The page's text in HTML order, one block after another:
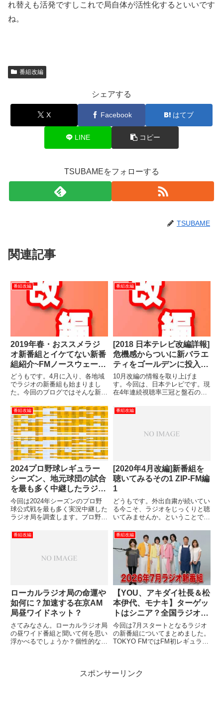
れ替えも活発ですしこれで局自体が活性化するといいです
ね。
番組改編
シェアする
X Facebook はてブ
LINE コピー
TSUBAMEをフォローする
TSUBAME
関連記事
番組改編
2019年春・おススメラジ
オ新番組とイケてない新番
組紹介~FMノースウェーブ
「Friday CrossRoads」
の覚悟~
どうもです。4月に入り、各地域
でラジオの新番組も始まりまし
た。今回のブログではそんな新番
てない新番組を紹介したいと思い
ます。おススメ・FMノースウェ
ーブ「Friday CrossRoads」毎週
金曜日の16時3...
番組改編
[2018 日本テレビ改編詳報]
危機感からついに新バラエ
ティをゴールデンに投入。
朝の情報番組刷新
10月改編の情報を取り上げま
す。今回は、日本テレビです。現
在4年連続視聴率三冠と盤石の体
改編ではゴールデン・プライムタ
イムは3か月後退のドラマを除い
したが、どうやら今回は危機感を
番組改編
2024プロ野球レギュラー
シーズン、地元球団の試合
を最も多く中継したラジオ
局はどこだ？
今回は2024年シーズンのプロ野
球公式戦を最も多く実況中継した
ラジオ局を調査します。プロ野球
を行ってから、いろんなネタを考
えてはボツにしてを繰り返し。年
ていきたいと思います。はじめ...
番組改編
[2020年4月改編]新番組を
聴いてみるその1 ZIP-FM編
1
どうもです。外出自粛が続いてい
る今こそ、ラジオをじっくりと聴
いてみませんか。ということで今
からスタートしたラジオ番組を聴
いての所見を簡単にまとめてみた
いと思います。今回はZIP-FMの
新番組からピックアップして...
番組改編
ローカルラジオ局の命運や
如何に？加速する在京AM
局昼ワイドネット？
さてみなさん。ローカルラジオ局
の昼ワイド番組と聞いて何を思い
浮かべるでしょうか？個性的なパ
るローカルワイド番組を想像する
番組改編
【YOU、アキダイ社長＆松
本伊代、モナキ】ターゲッ
トはシニア？全国ラジオ局
の7月新番組紹介
今回は7月スタートとなるラジオ
の新番組についてまとめました。
TOKYO FMではFM初レギュラー
キバボーイズのカルチャー番組、
スポンサーリンク